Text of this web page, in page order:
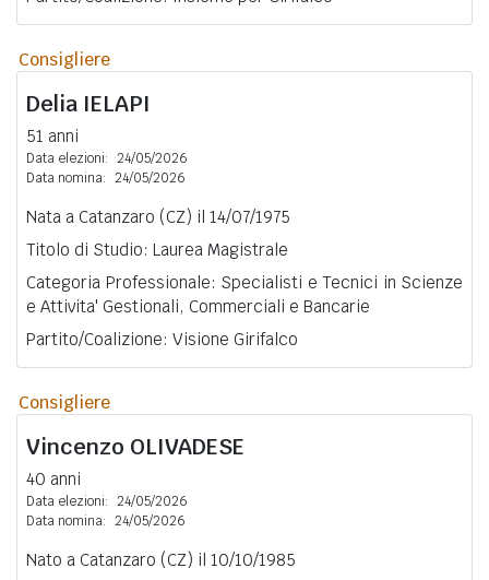
Consigliere
Delia IELAPI
51 anni
Data elezioni: 24/05/2026
Data nomina: 24/05/2026
Nata a Catanzaro (CZ) il 14/07/1975
Titolo di Studio: Laurea Magistrale
Categoria Professionale: Specialisti e Tecnici in Scienze
e Attivita' Gestionali, Commerciali e Bancarie
Partito/Coalizione: Visione Girifalco
Consigliere
Vincenzo OLIVADESE
40 anni
Data elezioni: 24/05/2026
Data nomina: 24/05/2026
Nato a Catanzaro (CZ) il 10/10/1985